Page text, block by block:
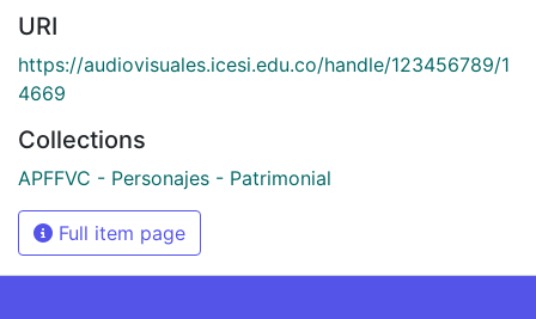
URI
https://audiovisuales.icesi.edu.co/handle/123456789/1
4669
Collections
APFFVC - Personajes - Patrimonial
Full item page